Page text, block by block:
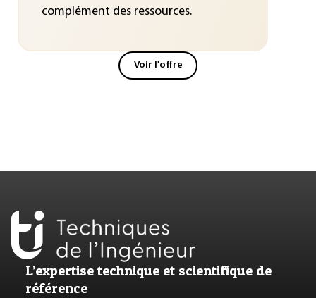
complément des ressources.
Voir l'offre
L’expertise technique et scientifique de
référence